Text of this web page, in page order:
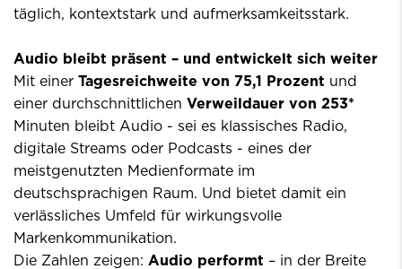
täglich, kontextstark und aufmerksamkeitsstark.
Audio bleibt präsent – und entwickelt sich weiter
Mit einer Tagesreichweite von 75,1 Prozent und
einer durchschnittlichen Verweildauer von 253*
Minuten bleibt Audio - sei es klassisches Radio,
digitale Streams oder Podcasts - eines der
meistgenutzten Medienformate im
deutschsprachigen Raum. Und bietet damit ein
verlässliches Umfeld für wirkungsvolle
Markenkommunikation.
Die Zahlen zeigen: Audio performt – in der Breite